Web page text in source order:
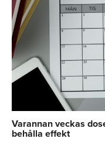
Varannan veckas
behålla effekt